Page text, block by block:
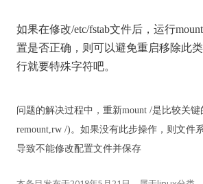
如果在修改/etc/fstab文件后，运行
置是否正确，则可以避免重启移除此
行就要特殊字符吧。
问题的解决过程中，重新mount /是比较关键
remount,rw /)。如果没有此步操作，则文件
导致不能修改配置文件并保存